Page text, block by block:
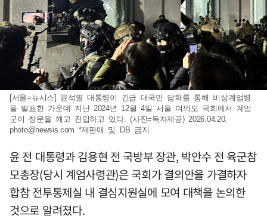
[서울=뉴시스] 윤석열 대통령이 긴급 대국민 담화를 통해 비상계엄령
을 발표한 가운데 지난 2024년 12월 4일 서울 여의도 국회에서 계엄
군이 창문을 깨고 진입하고 있다. (사진=독자제공) 2026.04.20.
photo@newsis.com *재판매 및 DB 금지
윤 전 대통령과 김용현 전 국방부 장관, 박안수 전 육군참
모총장(당시 계엄사령관)은 국회가 결의안을 가결하자
합참 전투통제실 내 결심지원실에 모여 대책을 논의한
것으로 알려졌다.